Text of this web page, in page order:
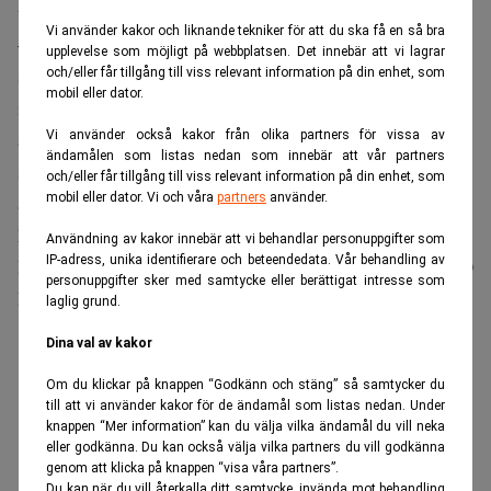
Vi använder kakor och liknande tekniker för att du ska få en så bra
upplevelse som möjligt på webbplatsen. Det innebär att vi lagrar
och/eller får tillgång till viss relevant information på din enhet, som
mobil eller dator.
Vi använder också kakor från olika partners för vissa av
ändamålen som listas nedan som innebär att vår partners
och/eller får tillgång till viss relevant information på din enhet, som
mobil eller dator. Vi och våra partners använder.
Användning av kakor innebär att vi behandlar personuppgifter som
IP-adress, unika identifierare och beteendedata. Vår behandling av
personuppgifter sker med samtycke eller berättigat intresse som
laglig grund.
Dina val av kakor
Om du klickar på knappen “Godkänn och stäng” så samtycker du
till att vi använder kakor för de ändamål som listas nedan. Under
knappen “Mer information” kan du välja vilka ändamål du vill neka
eller godkänna. Du kan också välja vilka partners du vill godkänna
genom att klicka på knappen “visa våra partners”.
tillväxtstrategi.
‒ Om man äger aktier av en viss anledning, och om det
sedan händer något som gör att den ursprungliga ansatsen
att äga aktier som vi inte längre fullt ut tror på, det blir
som ett gift, man blir helt blockerad av att bara titta på den
aktien och förmörkar synen på andra möjligheter, säger
han.
De stora förändringarna på börsen är något som stärker PO
Nilssons tro på betydelsen av aktiv förvaltning.
ANNONS